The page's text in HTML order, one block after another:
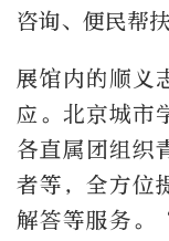
咨询、便民帮扶
展馆内的顺义
应。北京城市
各直属团组织
者等，全方位
解答等服务。